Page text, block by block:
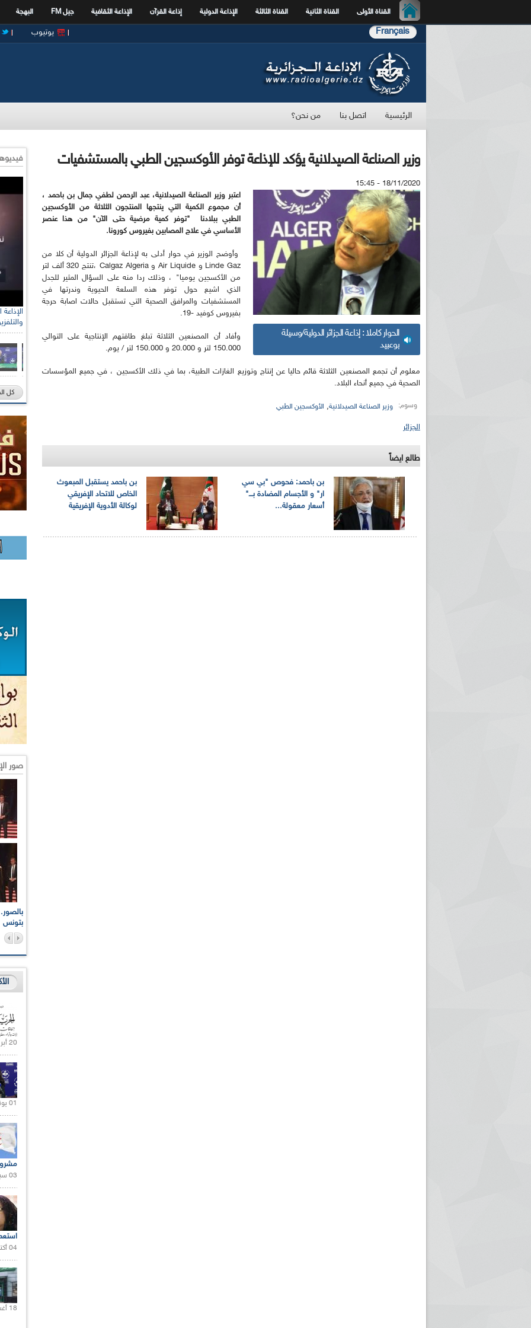
القناة الأولى القناة الثانية القناة الثالثة الإذاعة الدولية إذاعة القرآن الإذاعة الثقافية جيل FM البهجة
Français يوتيوب
الرئيسية اتصل بنا من نحن؟
وزير الصناعة الصيدلانية يؤكد للإذاعة توفر الأوكسجين الطبي بالمستشفيات
18/11/2020 - 15:45
الحوار كاملا : إذاعة الجزائر الدولية/وسيلة
بوعبيد
اعتبر وزير الصناعة الصيدلانية، عبد الرحمن لطفي جمال بن باحمد ،
أن مجموع الكمية التي ينتجها المنتجون الثلاثة من الأوكسجين
الطبي ببلادنا "توفر كمية مرضية حتى الآن" من هذا عنصر
الأساسي في علاج المصابين بفيروس كورونا.
وأوضح الوزير في حوار أدلى به لإذاعة الجزائر الدولية أن كلا من
Linde Gaz و Air Liquide و Calgaz Algeria ،تنتج 320 ألف لتر
من الأكسجين يوميا" ، وذلك ردا منه على السؤال المثير للجدل
الذي اشيع حول توفر هذه السلعة الحيوية وندرتها في
المستشفيات والمرافق الصحية التي تستقبل حالات اصابة حرجة
بفيروس كوفيد -19.
وأفاد أن المصنعين الثلاثة تبلغ طاقتهم الإنتاجية على التوالي
150.000 لتر و 20.000 و 150.000 لتر / يوم.
معلوم أن تجمع المصنعين الثلاثة قائم حاليا عن إنتاج وتوزيع الغازات الطبية، بما في ذلك الأكسجين ، في جميع المؤسسات
الصحية في جميع أنحاء البلاد.
وسوم: وزير الصناعة الصيدلانية, الأوكسجين الطبي
الجزائر
طالع ايضاً
بن باحمد يستقبل المبعوث
الخاص للاتحاد الإفريقي
لوكالة الأدوية الإفريقية
بن باحمد: فحوص "بي سي
ار" و الأجسام المضادة بـــ"
أسعار معقولة...
كل
صور
بتونس
20 أبريل 2021 |
01 يونيو 2021 |
03 سبتمبر 2020 |
04 أكتوبر 2020 |
18 أغسطس 2020 |